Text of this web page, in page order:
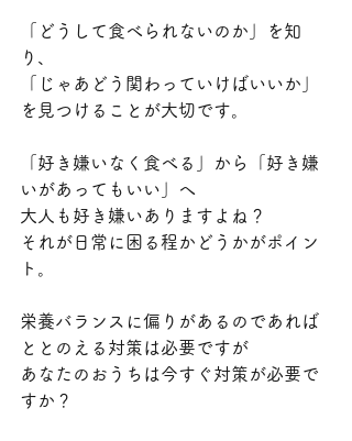
「どうして食べられないのか」を知
り、
「じゃあどう関わっていけばいいか」
を見つけることが大切です。
「好き嫌いなく食べる」から「好き嫌
いがあってもいい」へ
大人も好き嫌いありますよね？
それが日常に困る程かどうかがポイン
ト。
栄養バランスに偏りがあるのであれば
ととのえる対策は必要ですが
あなたのおうちは今すぐ対策が必要で
すか？